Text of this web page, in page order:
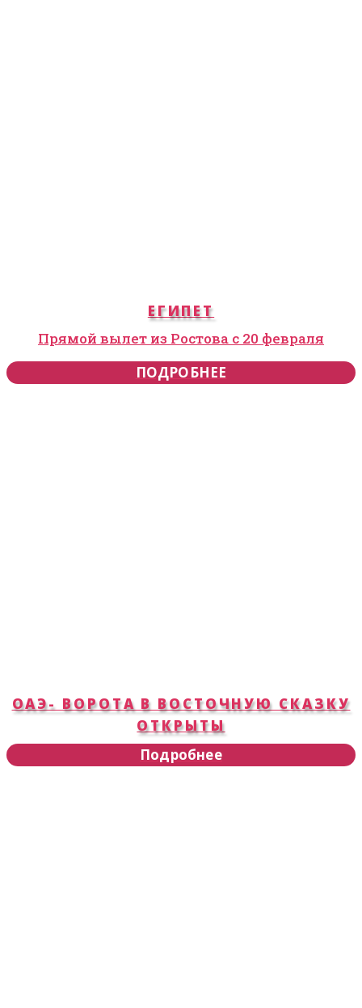
ЕГИПЕТ
Прямой вылет из Ростова с 20 февраля
ПОДРОБНЕЕ
ОАЭ- ВОРОТА В ВОСТОЧНУЮ СКАЗКУ
ОТКРЫТЫ
Подробнее